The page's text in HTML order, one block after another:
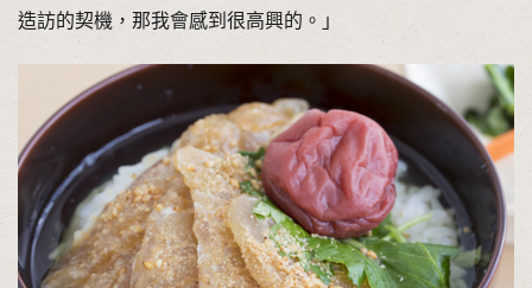
造訪的契機，那我會感到很高興的。」